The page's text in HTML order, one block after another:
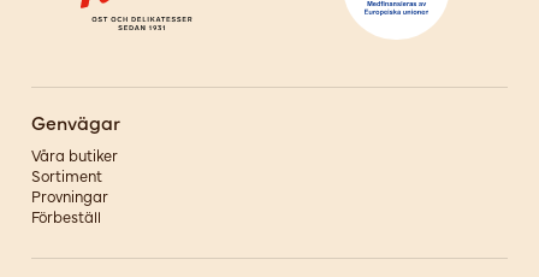
Genvägar
Våra butiker
Sortiment
Provningar
Förbeställ